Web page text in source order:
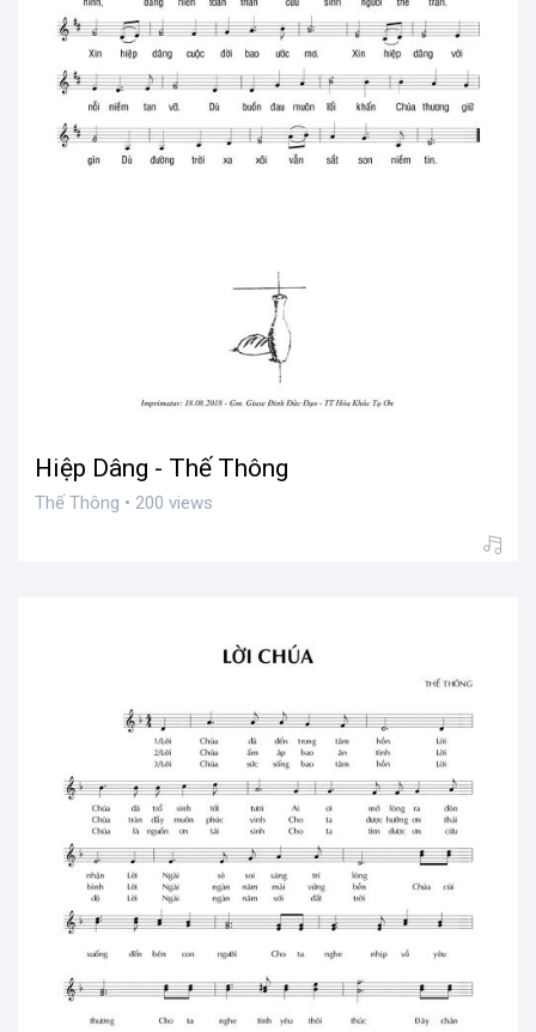
Hiệp Dâng - Thế Thông
Thế Thông • 200 views